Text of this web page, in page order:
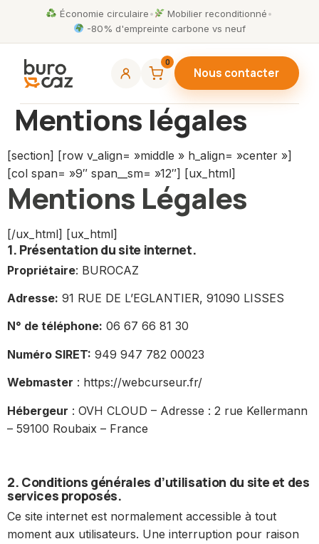
Économie circulaire• Mobilier reconditionné•
-80% d'empreinte carbone vs neuf
0
Nous contacter
Mentions légales
[section] [row v_align= »middle » h_align= »center »]
[col span= »9″ span__sm= »12″] [ux_html]
Mentions Légales
[/ux_html] [ux_html]
1. Présentation du site internet.
Propriétaire: BUROCAZ
Adresse: 91 RUE DE L’EGLANTIER, 91090 LISSES
N° de téléphone: 06 67 66 81 30
Numéro SIRET: 949 947 782 00023
Webmaster : https://webcurseur.fr/
Hébergeur : OVH CLOUD – Adresse : 2 rue Kellermann
– 59100 Roubaix – France
2. Conditions générales d’utilisation du site et des
services proposés.
Ce site internet est normalement accessible à tout
moment aux utilisateurs. Une interruption pour raison